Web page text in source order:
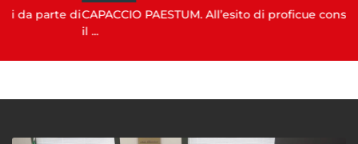
parte diCAPACCIO PAESTUM. All’esito di proficue